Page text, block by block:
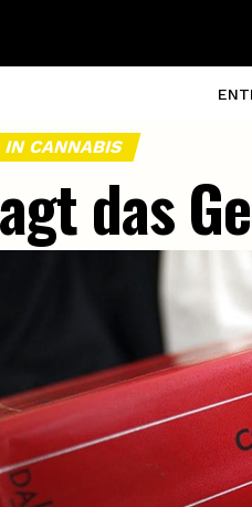
IN CANNABIS
das